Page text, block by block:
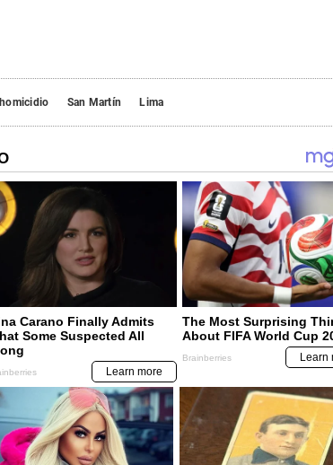
homicidio San Martín Lima